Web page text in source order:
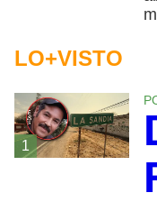
LO+VISTO
1